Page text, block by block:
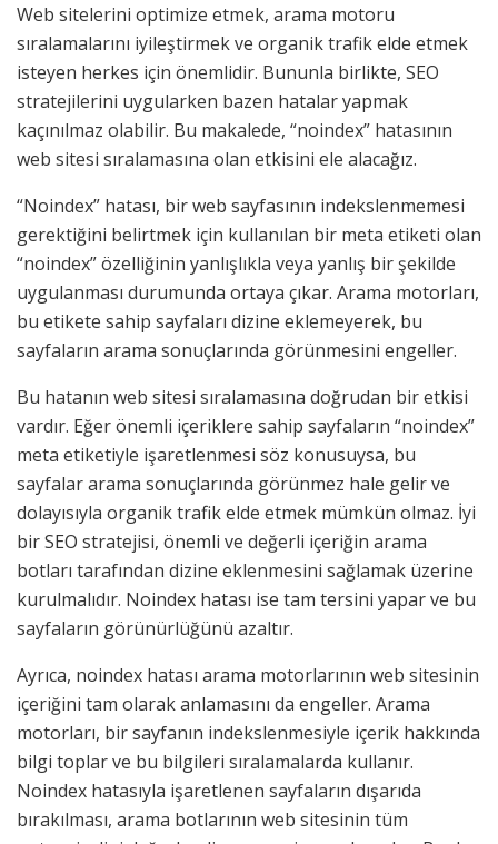
Web sitelerini optimize etmek, arama motoru
sıralamalarını iyileştirmek ve organik trafik elde etmek
isteyen herkes için önemlidir. Bununla birlikte, SEO
stratejilerini uygularken bazen hatalar yapmak
kaçınılmaz olabilir. Bu makalede, “noindex” hatasının
web sitesi sıralamasına olan etkisini ele alacağız.
“Noindex” hatası, bir web sayfasının indekslenmemesi
gerektiğini belirtmek için kullanılan bir meta etiketi olan
“noindex” özelliğinin yanlışlıkla veya yanlış bir şekilde
uygulanması durumunda ortaya çıkar. Arama motorları,
bu etikete sahip sayfaları dizine eklemeyerek, bu
sayfaların arama sonuçlarında görünmesini engeller.
Bu hatanın web sitesi sıralamasına doğrudan bir etkisi
vardır. Eğer önemli içeriklere sahip sayfaların “noindex”
meta etiketiyle işaretlenmesi söz konusuysa, bu
sayfalar arama sonuçlarında görünmez hale gelir ve
dolayısıyla organik trafik elde etmek mümkün olmaz. İyi
bir SEO stratejisi, önemli ve değerli içeriğin arama
botları tarafından dizine eklenmesini sağlamak üzerine
kurulmalıdır. Noindex hatası ise tam tersini yapar ve bu
sayfaların görünürlüğünü azaltır.
Ayrıca, noindex hatası arama motorlarının web sitesinin
içeriğini tam olarak anlamasını da engeller. Arama
motorları, bir sayfanın indekslenmesiyle içerik hakkında
bilgi toplar ve bu bilgileri sıralamalarda kullanır.
Noindex hatasıyla işaretlenen sayfaların dışarıda
bırakılması, arama botlarının web sitesinin tüm